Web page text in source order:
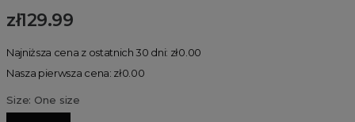
zł129.99
Najniższa cena z ostatnich 30 dni: zł0.00
Nasza pierwsza cena: zł0.00
Size: One size